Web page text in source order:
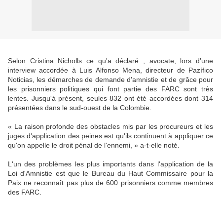
Selon Cristina Nicholls ce qu'a déclaré , avocate, lors d’une
interview accordée à Luis Alfonso Mena, directeur de Pazífico
Noticias, les démarches de demande d'amnistie et de grâce pour
les prisonniers politiques qui font partie des FARC sont très
lentes. Jusqu'à présent, seules 832 ont été accordées dont 314
présentées dans le sud-ouest de la Colombie.
« La raison profonde des obstacles mis par les procureurs et les
juges d'application des peines est qu'ils continuent à appliquer ce
qu'on appelle le droit pénal de l'ennemi, » a-t-elle noté.
L'un des problèmes les plus importants dans l'application de la
Loi d'Amnistie est que le Bureau du Haut Commissaire pour la
Paix ne reconnaît pas plus de 600 prisonniers comme membres
des FARC.